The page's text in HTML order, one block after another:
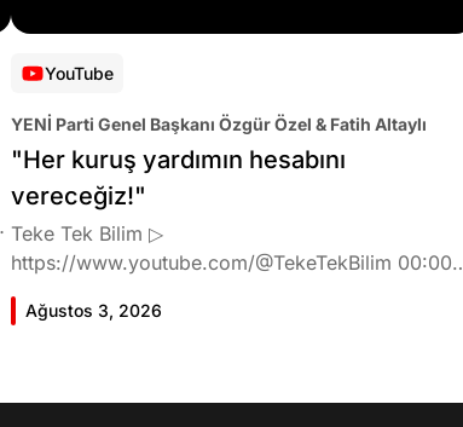
YouTube
YENİ Parti Genel Başkanı Özgür Özel & Fatih Altaylı
"Her kuruş yardımın hesabını
vereceğiz!"
Teke Tek Bilim ▷
https://www.youtube.com/@TekeTekBilim 00:00
Giriş 01:58 Butlan kararı 05:58 Butlan kararı kimin
meselesi? 11:32 Kılıçdaroğlu bu günlerin sinyalini
30:09 AK Parti'ye geçişlerin duracağının garantisi
Ağustos 3, 2026